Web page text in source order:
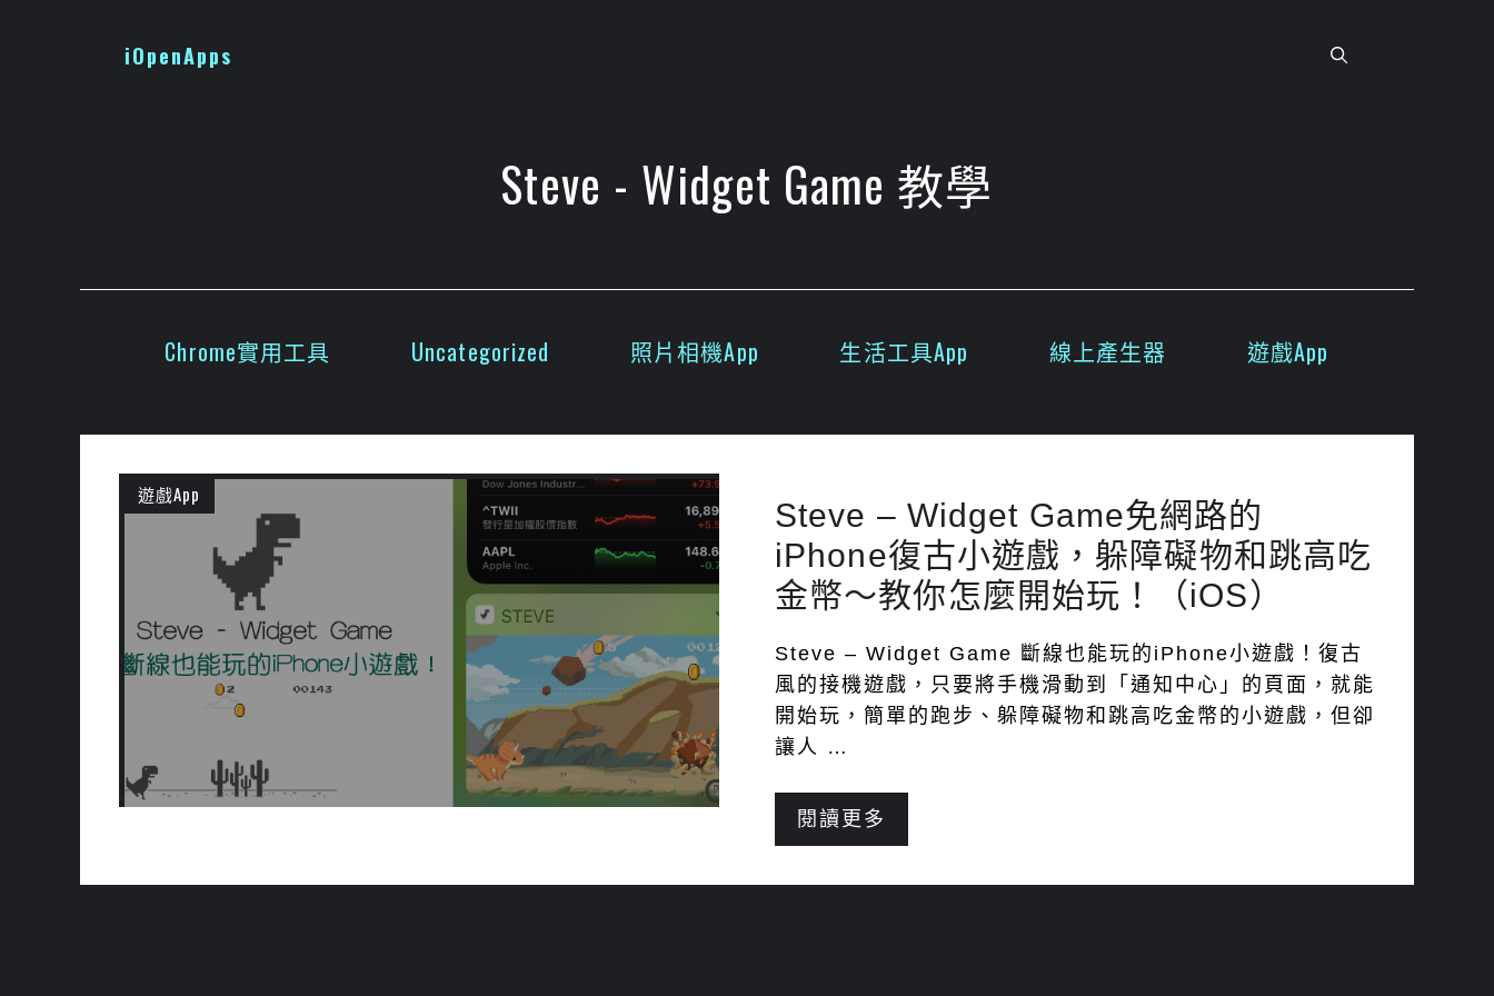
iOpenApps
Steve - Widget Game 教學
Chrome實用工具 Uncategorized 照片相機App 生活工具App 線上產生器 遊戲App
遊戲App
Steve – Widget Game免網路的
iPhone復古小遊戲，躲障礙物和跳高吃
金幣～教你怎麼開始玩！（iOS）
Steve – Widget Game 斷線也能玩的iPhone小遊戲！復古
風的接機遊戲，只要將手機滑動到「通知中心」的頁面，就能
開始玩，簡單的跑步、躲障礙物和跳高吃金幣的小遊戲，但卻
讓人 …
閱讀更多